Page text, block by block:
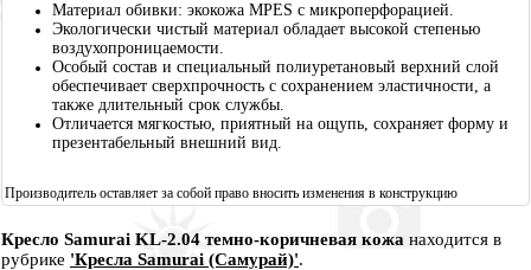
Материал обивки: экокожа MPES с микроперфорацией.
Экологически чистый материал обладает высокой степенью
воздухопроницаемости.
Особый состав и специальный полиуретановый верхний слой
обеспечивает сверхпрочность с сохранением эластичности, а
также длительный срок службы.
Отличается мягкостью, приятный на ощупь, сохраняет форму и
презентабельный внешний вид.
Производитель оставляет за собой право вносить изменения в конструкцию
Кресло Samurai KL-2.04 темно-коричневая кожа находится в
рубрике 'Кресла Samurai (Самурай)'.